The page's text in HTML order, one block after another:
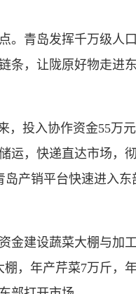
青岛发挥千万级人
条，让陇原好物走进
投入协作资金55万
运，快递直达市场，
产销平台快速进入
建设蔬菜大棚与加
，年产芹菜7万斤，